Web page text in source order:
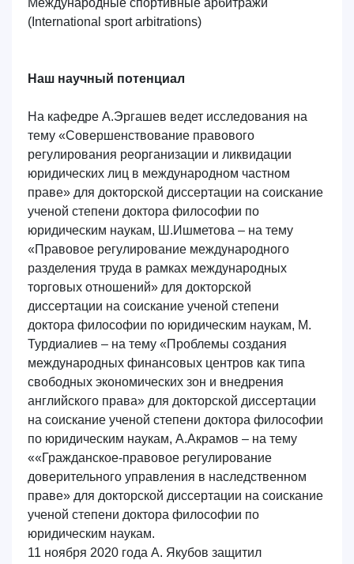
Международные спортивные арбитражи
(International sport arbitrations)
Наш научный потенциал
На кафедре А.Эргашев ведет исследования на
тему «Совершенствование правового
регулирования реорганизации и ликвидации
юридических лиц в международном частном
праве» для докторской диссертации на соискание
ученой степени доктора философии по
юридическим наукам, Ш.Ишметова – на тему
«Правовое регулирование международного
разделения труда в рамках международных
торговых отношений» для докторской
диссертации на соискание ученой степени
доктора философии по юридическим наукам, М.
Турдиалиев – на тему «Проблемы создания
международных финансовых центров как типа
свободных экономических зон и внедрения
английского права» для докторской диссертации
на соискание ученой степени доктора философии
по юридическим наукам, А.Акрамов – на тему
««Гражданское-правовое регулирование
доверительного управления в наследственном
праве» для докторской диссертации на соискание
ученой степени доктора философии по
юридическим наукам.
11 ноября 2020 года А. Якубов защитил